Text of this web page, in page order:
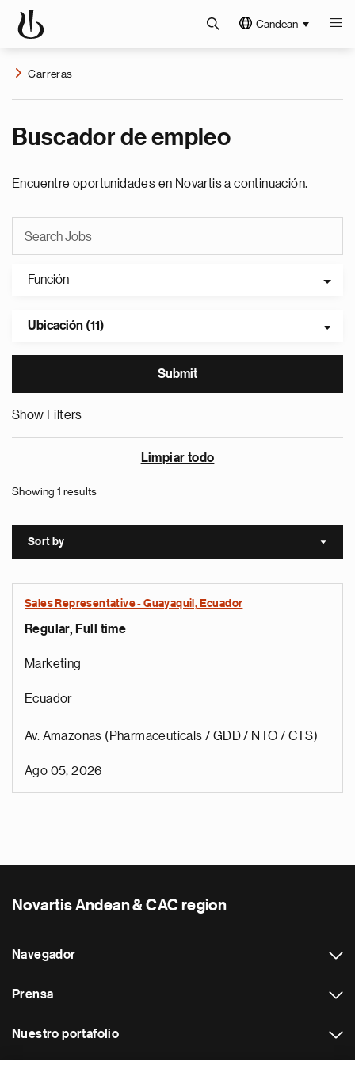
Candean
Carreras
Buscador de empleo
Encuentre oportunidades en Novartis a continuación.
Función
Ubicación (11)
Show Filters
Limpiar todo
Showing 1 results
Sort by Sort
Sales Representative - Guayaquil, Ecuador
Regular, Full time
Marketing
Ecuador
Av. Amazonas (Pharmaceuticals / GDD / NTO / CTS)
Ago 05, 2026
Novartis Andean & CAC region
Navegador
Prensa
Nuestro portafolio